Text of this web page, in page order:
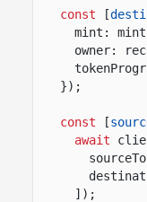
const [
mint:
owner:
});
const [
await
]);